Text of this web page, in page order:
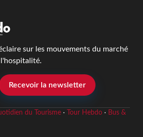
sur les mouvements du marché
Recevoir la newsletter
du Tourisme· Tour Hebdo· Bus &